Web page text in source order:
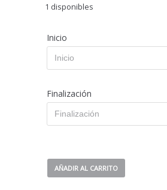
1 disponibles
Inicio
Finalización
AÑADIR AL CARRITO